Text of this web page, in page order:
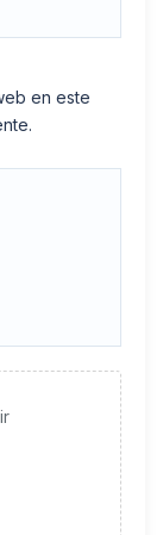
en este